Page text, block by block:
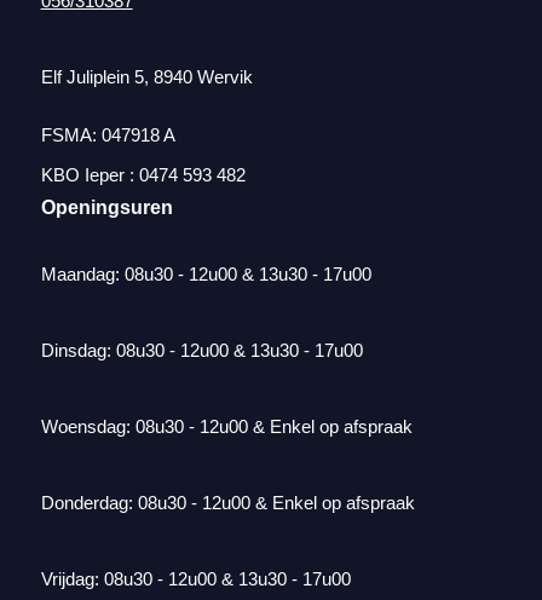
Elf Juliplein 5, 8940 Wervik
FSMA: 047918 A
KBO Ieper : 0474 593 482
Openingsuren
Maandag: 08u30 - 12u00 & 13u30 - 17u00
Dinsdag: 08u30 - 12u00 & 13u30 - 17u00
Woensdag: 08u30 - 12u00 & Enkel op afspraak
Donderdag: 08u30 - 12u00 & Enkel op afspraak
Vrijdag: 08u30 - 12u00 & 13u30 - 17u00